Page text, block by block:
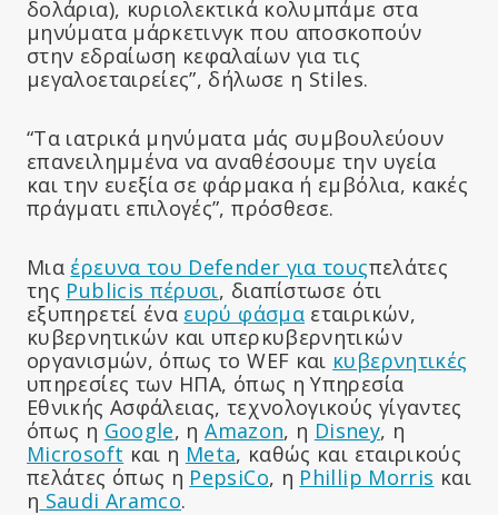
δολάρια), κυριολεκτικά κολυμπάμε στα
μηνύματα μάρκετινγκ που αποσκοπούν
στην εδραίωση κεφαλαίων για τις
μεγαλοεταιρείες”, δήλωσε η Stiles.
“Τα ιατρικά μηνύματα μάς συμβουλεύουν
επανειλημμένα να αναθέσουμε την υγεία
και την ευεξία σε φάρμακα ή εμβόλια, κακές
πράγματι επιλογές”, πρόσθεσε.
Μια έρευνα του Defender για τουςπελάτες
της Publicis πέρυσι, διαπίστωσε ότι
εξυπηρετεί ένα ευρύ φάσμα εταιρικών,
κυβερνητικών και υπερκυβερνητικών
οργανισμών, όπως το WEF και κυβερνητικές
υπηρεσίες των ΗΠΑ, όπως η Υπηρεσία
Εθνικής Ασφάλειας, τεχνολογικούς γίγαντες
όπως η Google, ηAmazon, η Disney, η
Microsoft και η Meta, καθώς και εταιρικούς
πελάτες όπως η PepsiCo, η Phillip Morris και
η Saudi Aramco.